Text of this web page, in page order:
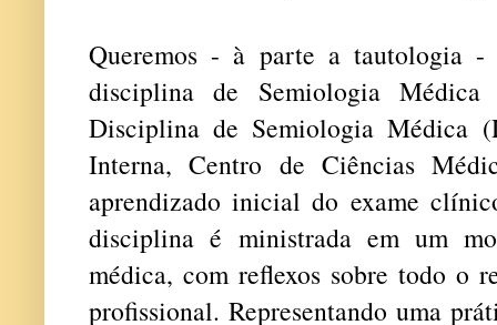
Queremos - à parte a tautologia
disciplina de Semiologia
Disciplina de Semiologia Médica
Interna, Centro de Ciências
aprendizado inicial do exame
disciplina é ministrada em um
médica, com reflexos sobre todo o
profissional. Representando uma